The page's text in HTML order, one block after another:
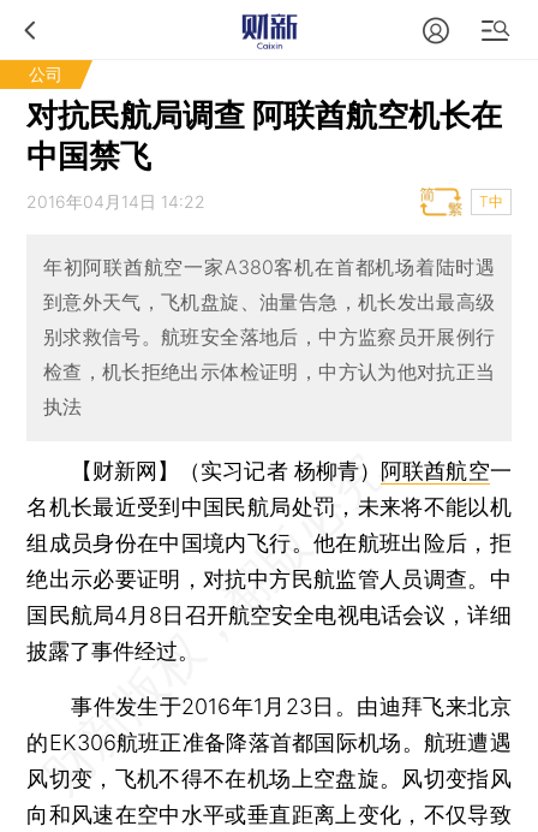
公司
对抗民航局调查 阿联酋航空机长在
中国禁飞
2016年04月14日 14:22 T中
年初阿联酋航空一家A380客机在首都机场着陆时遇
到意外天气，飞机盘旋、油量告急，机长发出最高级
别求救信号。航班安全落地后，中方监察员开展例行
检查，机长拒绝出示体检证明，中方认为他对抗正当
执法
【财新网】（实习记者 杨柳青） 阿联酋航空一
名机长最近受到中国民航局处罚，未来将不能以机
组成员身份在中国境内飞行。他在航班出险后，拒
绝出示必要证明，对抗中方民航监管人员调查。中
国民航局4月8日召开航空安全电视电话会议，详细
披露了事件经过。
事件发生于2016年1月23日。由迪拜飞来北京
的EK306航班正准备降落首都国际机场。航班遭遇
风切变，飞机不得不在机场上空盘旋。风切变指风
向和风速在空中水平或垂直距离上变化，不仅导致